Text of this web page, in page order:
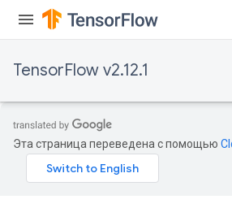
TensorFlow v2.12.1
Эта страница переведена с помощью